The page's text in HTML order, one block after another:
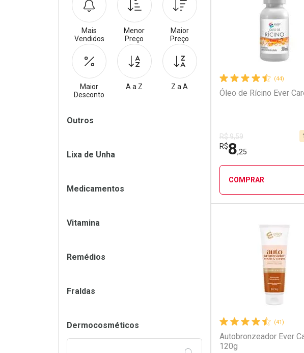
(44)
Óleo de Rícino Ever
R$ 9,59
R$8,25
COMPRAR
Laboratório
Por Menos
(41)
Autobronzeador Ever
120g
Mais
Vendidos
Menor
Preço
Maior
Preço
Maior
Desconto
A a Z Z a A
Filtros
Outros
Lixa de Unha
Medicamentos
Vitamina
Remédios
Fraldas
Dermocosméticos